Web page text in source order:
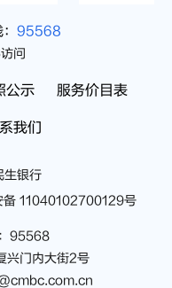
95568
问
公示 服务价目表
我们
生银行
备 11040102700129号
95568
兴门内大街2号